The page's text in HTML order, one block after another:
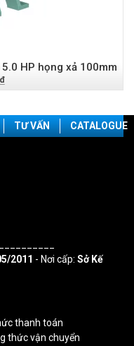
HP họng xả 100mm
TƯ VẤN CATALOGUE
2011 - Nơi cấp: Sở Kế
thanh toán
thức vận chuyển